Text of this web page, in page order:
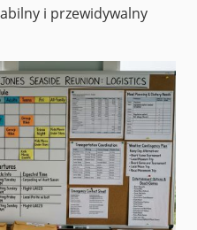
i przewidywalny